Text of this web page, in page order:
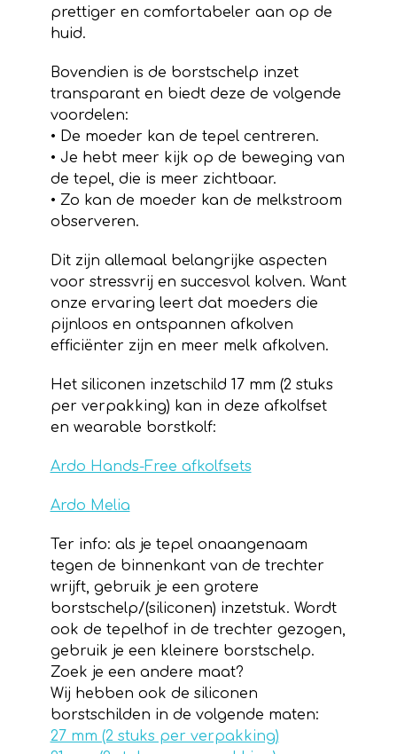
prettiger en comfortabeler aan op de
huid.
Bovendien is de borstschelp inzet
transparant en biedt deze de volgende
voordelen:
• De moeder kan de tepel centreren.
• Je hebt meer kijk op de beweging van
de tepel, die is meer zichtbaar.
• Zo kan de moeder kan de melkstroom
observeren.
Dit zijn allemaal belangrijke aspecten
voor stressvrij en succesvol kolven. Want
onze ervaring leert dat moeders die
pijnloos en ontspannen afkolven
efficiënter zijn en meer melk afkolven.
Het siliconen inzetschild 17 mm (2 stuks
per verpakking) kan in deze afkolfset
en wearable borstkolf:
Ardo Hands-Free afkolfsets
Ardo Melia
Ter info: als je tepel onaangenaam
tegen de binnenkant van de trechter
wrijft, gebruik je een grotere
borstschelp/(siliconen) inzetstuk. Wordt
ook de tepelhof in de trechter gezogen,
gebruik je een kleinere borstschelp.
Zoek je een andere maat?
Wij hebben ook de siliconen
borstschilden in de volgende maten:
27 mm (2 stuks per verpakking)